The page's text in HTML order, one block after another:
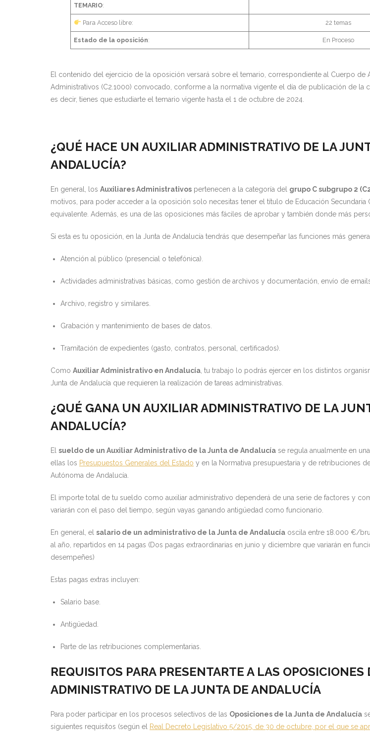
TEMARIO:
Para Acceso libre: 22 temas
Estado de la oposición: En Proceso
El contenido del ejercicio de la oposición versará sobre el temario, correspondiente al Cuerpo de
Administrativos (C2.1000) convocado, conforme a la normativa vigente el día de publicación de la
es decir, tienes que estudiarte el temario vigente hasta el 1 de octubre de 2024.
¿QUÉ HACE UN AUXILIAR ADMINISTRATIVO DE LA
ANDALUCÍA?
En general, los Auxiliares Administrativos pertenecen a la categoría del grupo C subgrupo 2
motivos, para poder acceder a la oposición solo necesitas tener el título de Educación Secundaria
equivalente. Además, es una de las oposiciones más fáciles de aprobar y también donde más
Si esta es tu oposición, en la Junta de Andalucía tendrás que desempeñar las funciones más
Atención al público (presencial o telefónica).
Actividades administrativas básicas, como gestión de archivos y documentación, envío de
Archivo, registro y similares.
Grabación y mantenimiento de bases de datos.
Tramitación de expedientes (gasto, contratos, personal, certificados).
Como Auxiliar Administrativo en Andalucía , tu trabajo lo podrás ejercer en los distintos
Junta de Andalucía que requieren la realización de tareas administrativas.
¿QUÉ GANA UN AUXILIAR ADMINISTRATIVO DE LA
ANDALUCÍA?
El sueldo de un Auxiliar Administrativo de la Junta de Andalucía se regula anualmente en
ellas los Presupuestos Generales del Estado y en la Normativa presupuestaria y de retribuciones
Autónoma de Andalucía.
El importe total de tu sueldo como auxiliar administrativo dependerá de una serie de factores y
variarán con el paso del tiempo, según vayas ganando antigüedad como funcionario.
En general, el salario de un administrativo de la Junta de Andalucía oscila entre 18.000 €/
al año, repartidos en 14 pagas (Dos pagas extraordinarias en junio y diciembre que variarán en
desempeñes)
Estas pagas extras incluyen:
Salario base.
Antigüedad.
Parte de las retribuciones complementarias.
REQUISITOS PARA PRESENTARTE A LAS OPOSICIONES
ADMINISTRATIVO DE LA JUNTA DE ANDALUCÍA
Para poder participar en los procesos selectivos de las Oposiciones de la Junta de Andalucía
siguientes requisitos (según el Real Decreto Legislativo 5/2015, de 30 de octubre, por el que se